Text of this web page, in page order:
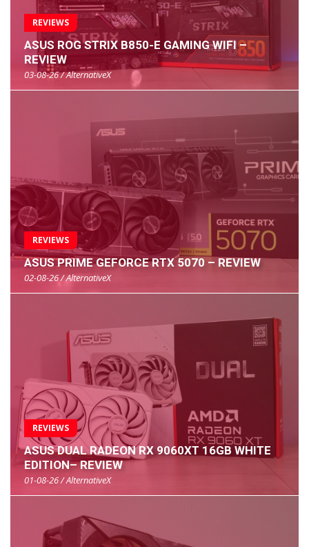
REVIEWS
ASUS ROG STRIX B850-E GAMING WIFI –
REVIEW
03-08-26 / AlternativeX
REVIEWS
ASUS PRIME GEFORCE RTX 5070 – REVIEW
02-08-26 / AlternativeX
REVIEWS
ASUS DUAL RADEON RX 9060XT 16GB WHITE
EDITION– REVIEW
01-08-26 / AlternativeX